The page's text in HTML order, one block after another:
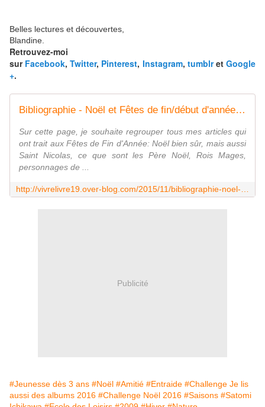
Belles lectures et découvertes,
Blandine.
Retrouvez-moi
sur Facebook,Twitter, Pinterest, Instagram, tumblretGoogle
+.
Bibliographie - Noël et Fêtes de fin/début d'année: Traditions, Histoires, Festivités et Recettes.
Sur cette page, je souhaite regrouper tous mes articles qui
ont trait aux Fêtes de Fin d'Année: Noël bien sûr, mais aussi
Saint Nicolas, ce que sont les Père Noël, Rois Mages,
personnages de ...
Publicité
#Jeunesse dès 3 ans #Noël #Amitié #Entraide #Challenge Je lis
aussi des albums 2016 #Challenge Noël 2016 #Saisons #Satomi